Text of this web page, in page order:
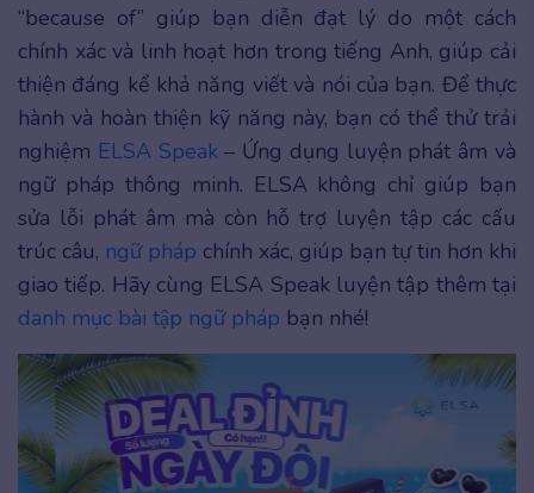
“because of” giúp bạn diễn đạt lý do một cách
chính xác và linh hoạt hơn trong tiếng Anh, giúp cải
thiện đáng kể khả năng viết và nói của bạn. Để thực
hành và hoàn thiện kỹ năng này, bạn có thể thử trải
nghiệm ELSA Speak– Ứng dụng luyện phát âm và
ngữ pháp thông minh. ELSA không chỉ giúp bạn
sửa lỗi phát âm mà còn hỗ trợ luyện tập các cấu
trúc câu, ngữ pháp chính xác, giúp bạn tự tin hơn khi
giao tiếp. Hãy cùng ELSA Speak luyện tập thêm tại
danh mục bài tập ngữ pháp bạn nhé!